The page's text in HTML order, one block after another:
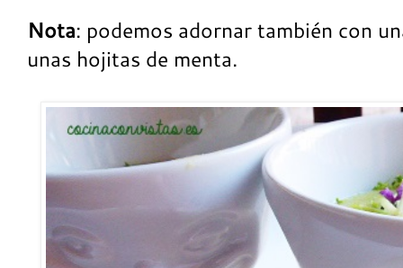
Nota: podemos adornar también con
unas hojitas de menta.